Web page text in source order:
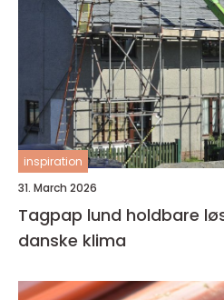
inspiration
31. March 2026
Tagpap lund holdbare løsninger til det
danske klima